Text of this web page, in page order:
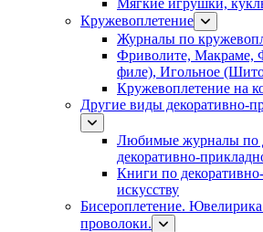
Мягкие игрушки,
Кружевоплетение
Журналы по
Фриволите, Макраме,
филе), Игольное
Кружевоплетение на
Другие виды декоративно-
Любимые журналы по
декоративно-
Книги по
искусству
Бисероплетение.
проволоки.